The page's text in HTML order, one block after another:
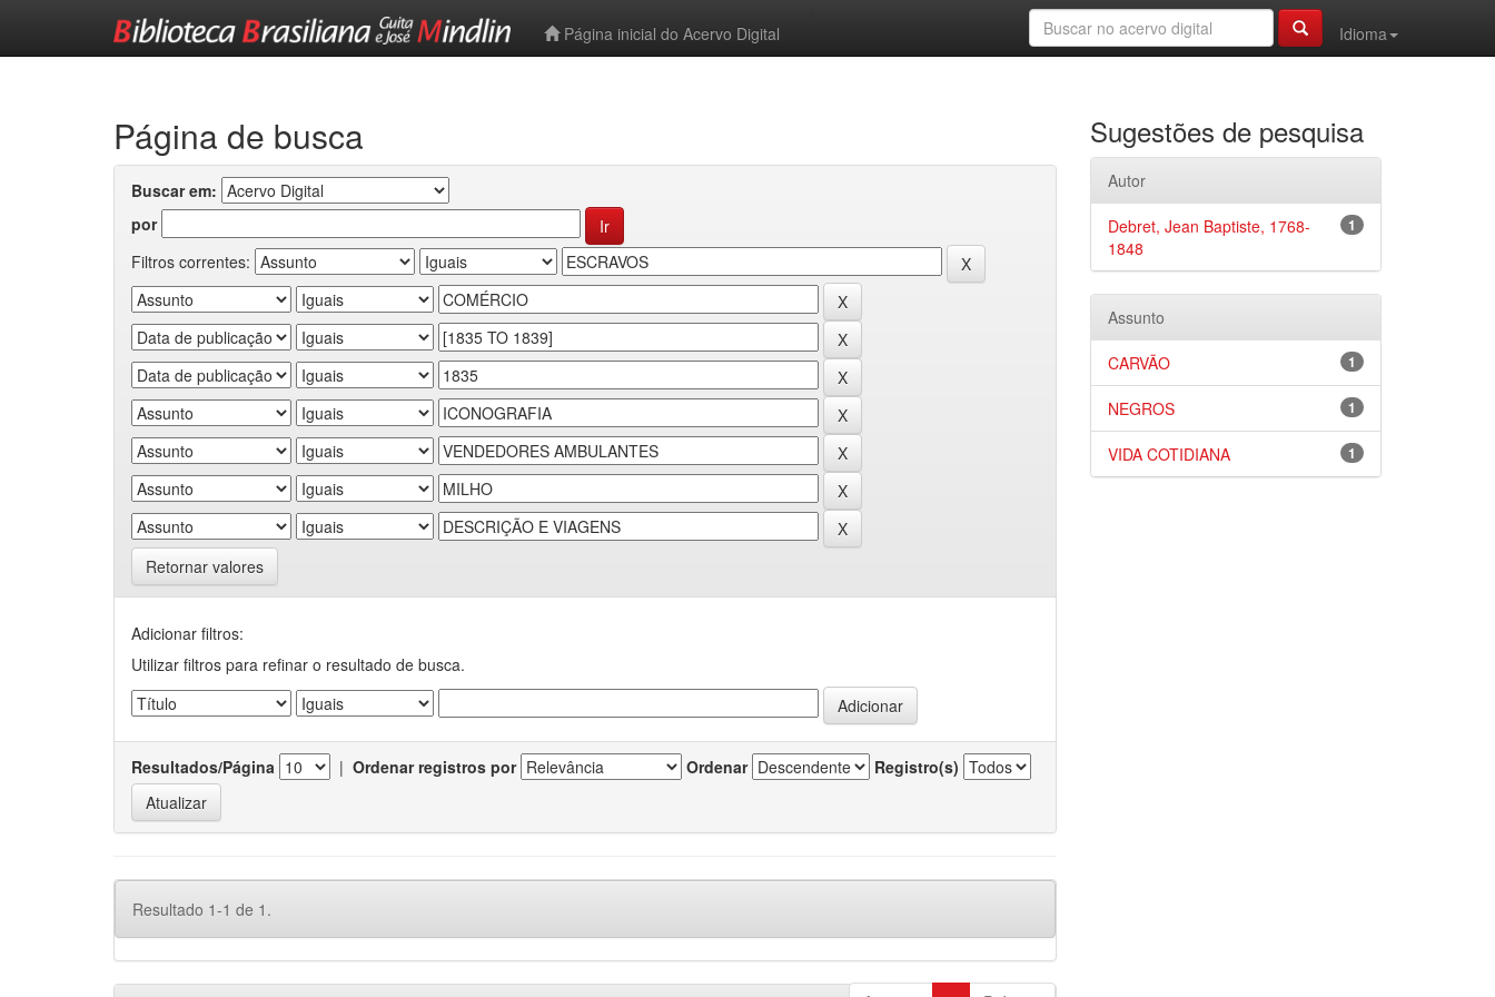
Página inicial do Acervo Digital
Idioma
Página de busca
Buscar em:
por
Filtros correntes:
Retornar valores
Adicionar filtros:
Utilizar filtros para refinar o resultado de busca.
Resultados/Página | Ordenar registros por Ordenar Registro(s)
Resultado 1-1 de 1.
Sugestões de pesquisa
Autor
1
Debret, Jean Baptiste, 1768-
1848
Assunto
1
CARVÃO
1
NEGROS
1
VIDA COTIDIANA